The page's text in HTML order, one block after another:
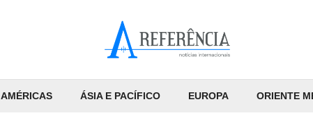
AMÉRICAS ÁSIA E PACÍFICO EUROPA ORIENTE